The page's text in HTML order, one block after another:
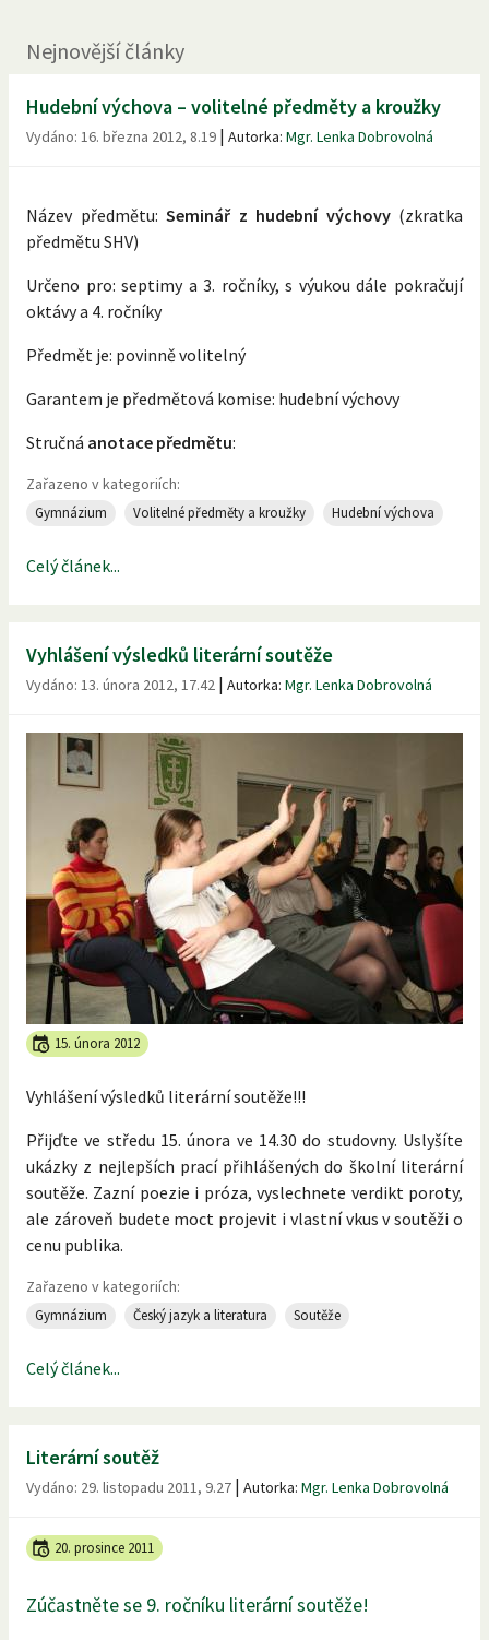
Nejnovější články
Hudební výchova – volitelné předměty a kroužky
Vydáno: 16. března 2012, 8.19 | Autorka: Mgr. Lenka Dobrovolná
Název předmětu: Seminář z hudební výchovy(zkratka
předmětu SHV)
Určeno pro: septimy a 3. ročníky, s výukou dále pokračují
oktávy a 4. ročníky
Předmět je: povinně volitelný
Garantem je předmětová komise: hudební výchovy
Stručná anotace předmětu:
Zařazeno v kategoriích:
Gymnázium Volitelné předměty a kroužky Hudební výchova
Celý článek...
Vyhlášení výsledků literární soutěže
Vydáno: 13. února 2012, 17.42 | Autorka: Mgr. Lenka Dobrovolná
15. února 2012
Vyhlášení výsledků literární soutěže!!!
Přijďte ve středu 15. února ve 14.30 do studovny. Uslyšíte
ukázky z nejlepších prací přihlášených do školní literární
soutěže. Zazní poezie i próza, vyslechnete verdikt poroty,
ale zároveň budete moct projevit i vlastní vkus v soutěži o
cenu publika.
Zařazeno v kategoriích:
Gymnázium Český jazyk a literatura Soutěže
Celý článek...
Literární soutěž
Vydáno: 29. listopadu 2011, 9.27 | Autorka: Mgr. Lenka Dobrovolná
20. prosince 2011
Zúčastněte se 9. ročníku literární soutěže!